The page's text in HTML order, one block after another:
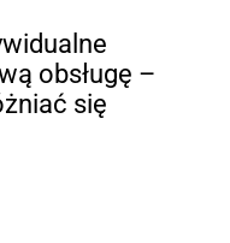
obsługę –
się